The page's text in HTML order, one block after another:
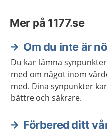
Mer på 1177.se
Om du inte är
Du kan lämna
med om något inom
med. Dina synpunkter
bättre och säkrare.
Förbered ditt